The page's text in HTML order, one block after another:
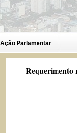
Ação Parlamentar
Requerimento